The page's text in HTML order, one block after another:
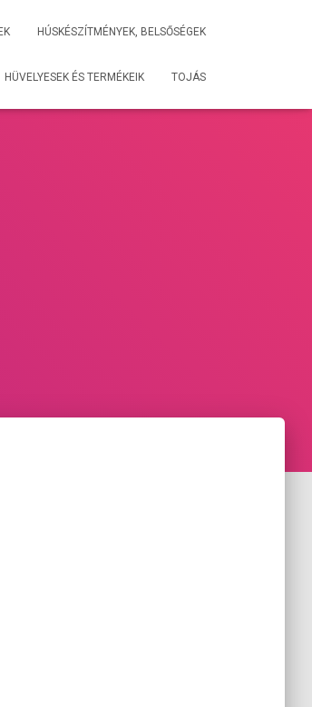
HÚSKÉSZÍTMÉNYEK, BELSŐSÉGEK
HÜVELYESEK ÉS TERMÉKEIK TOJÁS